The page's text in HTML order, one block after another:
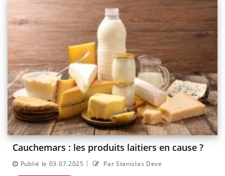
Cauchemars : les produits laitiers en cause ?
Publié le 03.07.2025 | Par Stanislas Deve